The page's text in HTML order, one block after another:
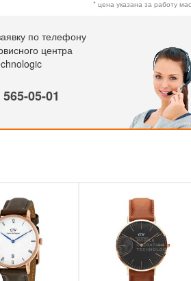
* цена указана за работу
по телефону
центра
05-01